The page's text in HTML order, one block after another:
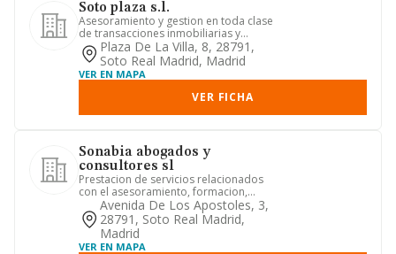
Soto plaza s.l.
Asesoramiento y gestion en toda clase
de transacciones inmobiliarias y
administracion de inmuebles....
Plaza De La Villa, 8, 28791,
Soto Real Madrid, Madrid
VER EN MAPA
VER FICHA
Sonabia abogados y
consultores sl
Prestacion de servicios relacionados
con el asesoramiento, formacion,
gestion, comercializacion y e...
Avenida De Los Apostoles, 3,
28791, Soto Real Madrid,
Madrid
VER EN MAPA